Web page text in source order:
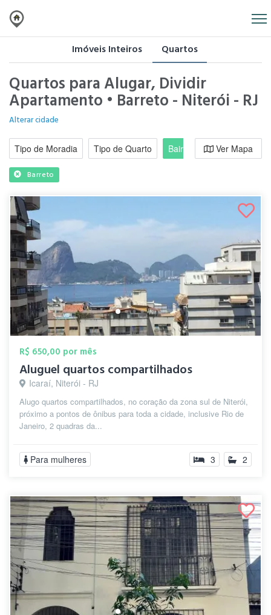
Imóveis Inteiros Quartos
Quartos para Alugar, Dividir
Apartamento • Barreto - Niterói - RJ
Alterar cidade
Tipo de Moradia Tipo de Quarto Bairro / RegiãoVer Mapa
Barreto
R$ 650,00 por mês
Aluguel quartos compartilhados
Icaraí, Niterói - RJ
Alugo quartos compartilhados, no coração da zona sul de Niterói,
próximo a pontos de ônibus para toda a cidade, inclusive Rio de
Janeiro, 2 quadras da...
Para mulheres 3 2